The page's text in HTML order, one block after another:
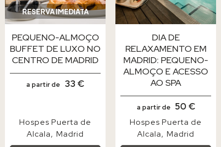
RESERVA IMEDIATA
PEQUENO-ALMOÇO
BUFFET DE LUXO NO
CENTRO DE MADRID
a partir de 33 €
Hospes Puerta de
Alcala
Madrid
DIA DE
RELAXAMENTO EM
MADRID: PEQUENO-
ALMOÇO E ACESSO
AO SPA
a partir de 50 €
Hospes Puerta de
Alcala
Madrid